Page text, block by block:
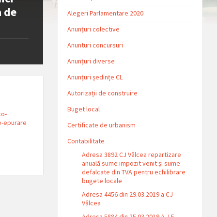
de
epurare
Alegeri Parlamentare 2020
Anunțuri colective
Anunturi concursuri
Anunțuri diverse
Anunțuri ședințe CL
Autorizații de construire
Buget local
Certificate de urbanism
Contabilitate
Adresa 3892 CJ Vâlcea repartizare
anuală sume impozit venit și sume
defalcate din TVA pentru echilibrare
bugete locale
Adresa 4456 din 29.03.2019 a CJ
Vâlcea